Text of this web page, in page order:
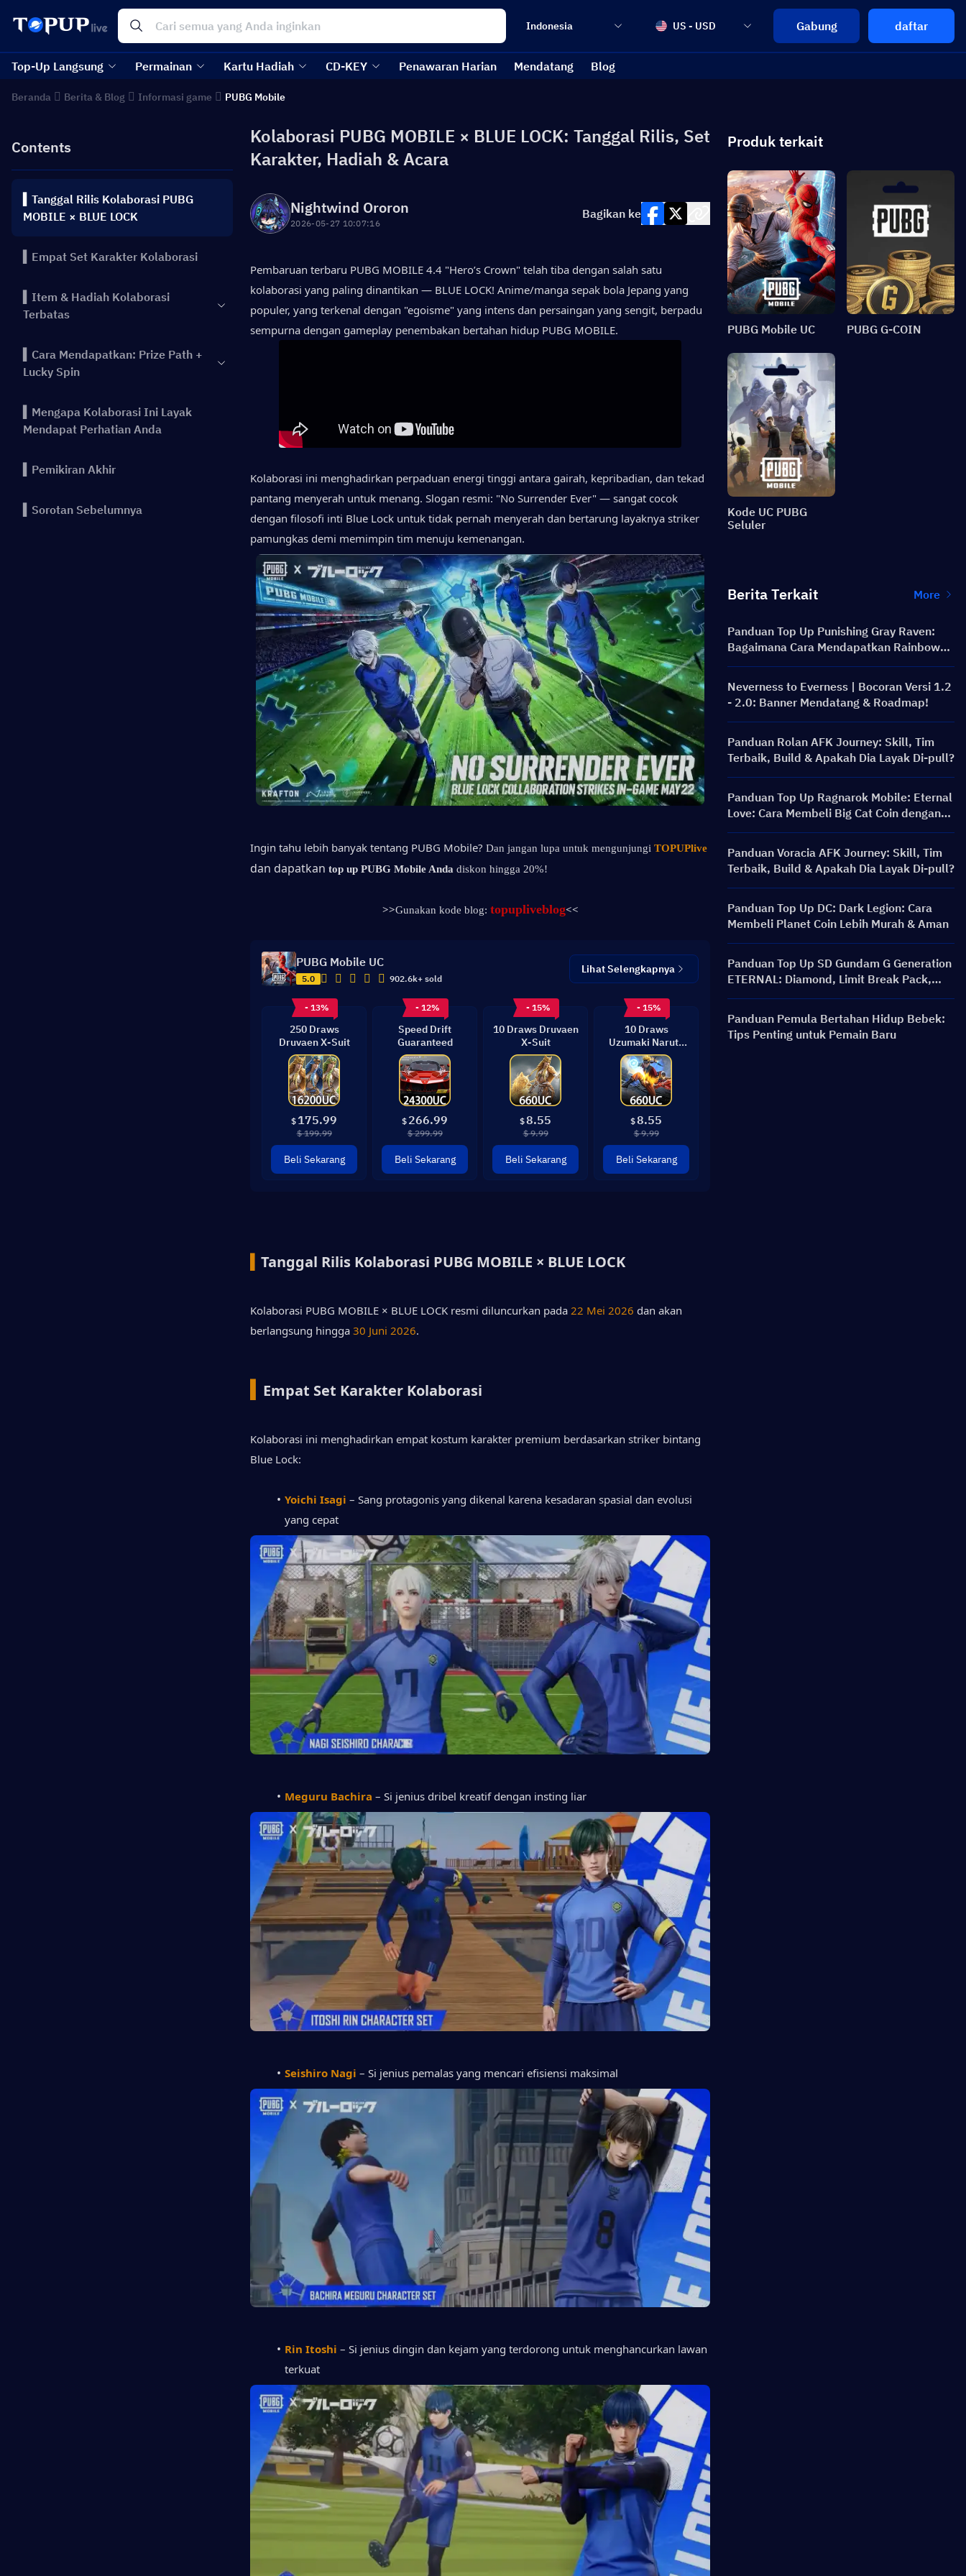
Indonesia US - USD Gabung daftar
Top-Up Langsung Permainan Kartu Hadiah CD-KEY Penawaran Harian Mendatang Blog
Beranda Berita & Blog Informasi game PUBG Mobile
Contents
▍Tanggal Rilis Kolaborasi PUBG
MOBILE × BLUE LOCK
▍Empat Set Karakter Kolaborasi
▍Item & Hadiah Kolaborasi
Terbatas
▍Cara Mendapatkan: Prize Path +
Lucky Spin
▍Mengapa Kolaborasi Ini Layak
Mendapat Perhatian Anda
▍Pemikiran Akhir
▍Sorotan Sebelumnya
Kolaborasi PUBG MOBILE × BLUE LOCK: Tanggal Rilis, Set
Karakter, Hadiah & Acara
Nightwind Ororon
2026-05-27 10:07:16
Bagikan ke
Pembaruan terbaru PUBG MOBILE 4.4 "Hero’s Crown" telah tiba dengan salah satu
kolaborasi yang paling dinantikan — BLUE LOCK! Anime/manga sepak bola Jepang yang
populer, yang terkenal dengan "egoisme" yang intens dan persaingan yang sengit, berpadu
sempurna dengan gameplay penembakan bertahan hidup PUBG MOBILE.
Kolaborasi ini menghadirkan perpaduan energi tinggi antara gairah, kepribadian, dan tekad
pantang menyerah untuk menang. Slogan resmi: "No Surrender Ever" — sangat cocok
dengan filosofi inti Blue Lock untuk tidak pernah menyerah dan bertarung layaknya striker
pamungkas demi memimpin tim menuju kemenangan.
Ingin tahu lebih banyak tentang PUBG Mobile? Dan jangan lupa untuk mengunjungi TOPUPlive
dan dapatkan top up PUBG Mobile Anda diskon hingga 20%!
>>Gunakan kode blog: topupliveblog<<
PUBG Mobile UC
5.0 902.6k+ sold
Lihat Selengkapnya
- 13%
250 Draws
Druvaen X-Suit
$ 175.99
$ 199.99
Beli Sekarang
- 12%
Speed Drift
Guaranteed
$ 266.99
$ 299.99
Beli Sekarang
- 15%
10 Draws Druvaen
X-Suit
$8.55
$ 9.99
Beli Sekarang
- 15%
10 Draws
Uzumaki Naruto
Gilt
$8.55
$ 9.99
Beli Sekarang
Tanggal Rilis Kolaborasi PUBG MOBILE × BLUE LOCK
Kolaborasi PUBG MOBILE × BLUE LOCK resmi diluncurkan pada 22 Mei 2026 dan akan
berlangsung hingga 30 Juni 2026.
Empat Set Karakter Kolaborasi
Kolaborasi ini menghadirkan empat kostum karakter premium berdasarkan striker bintang
Blue Lock:
Yoichi Isagi – Sang protagonis yang dikenal karena kesadaran spasial dan evolusi
yang cepat
Meguru Bachira – Si jenius dribel kreatif dengan insting liar
Seishiro Nagi – Si jenius pemalas yang mencari efisiensi maksimal
Rin Itoshi – Si jenius dingin dan kejam yang terdorong untuk menghancurkan lawan
terkuat
Produk terkait
PUBG Mobile UC PUBG G-COIN
Kode UC PUBG
Seluler
Berita Terkait More
Panduan Top Up Punishing Gray Raven:
Bagaimana Cara Mendapatkan Rainbow
Card dengan Harga Lebih Murah?
Neverness to Everness | Bocoran Versi 1.2
- 2.0: Banner Mendatang & Roadmap!
Panduan Rolan AFK Journey: Skill, Tim
Terbaik, Build & Apakah Dia Layak Di-pull?
Panduan Top Up Ragnarok Mobile: Eternal
Love: Cara Membeli Big Cat Coin dengan
Harga Lebih Murah?
Panduan Voracia AFK Journey: Skill, Tim
Terbaik, Build & Apakah Dia Layak Di-pull?
Panduan Top Up DC: Dark Legion: Cara
Membeli Planet Coin Lebih Murah & Aman
Panduan Top Up SD Gundam G Generation
ETERNAL: Diamond, Limit Break Pack,
Harga, dan Metode Isi Ulang
Panduan Pemula Bertahan Hidup Bebek:
Tips Penting untuk Pemain Baru